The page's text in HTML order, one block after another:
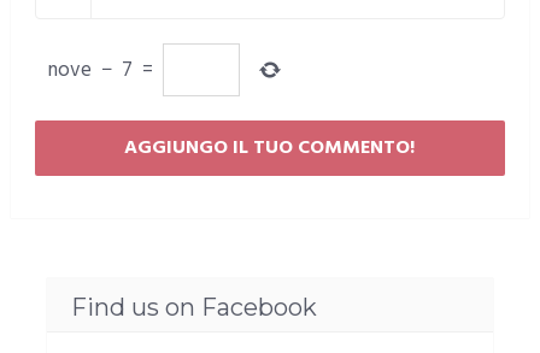
nove − 7 =
Find us on Facebook